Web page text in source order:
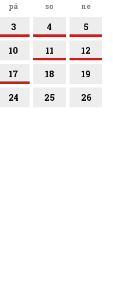
pá so ne
3 4 5
10 11 12
17 18 19
24 25 26